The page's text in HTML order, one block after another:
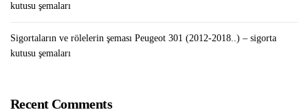
kutusu şemaları
Sigortaların ve rölelerin şeması Peugeot 301 (2012-2018..) – sigorta
kutusu şemaları
Recent Comments